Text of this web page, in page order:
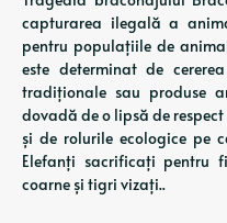
capturarea ilegală a
pentru populațiile de
este determinat de
tradiționale sau produse
dovadă de o lipsă de
și de rolurile ecologice pe
Elefanți sacrificați pentru
coarne și tigri vizați..